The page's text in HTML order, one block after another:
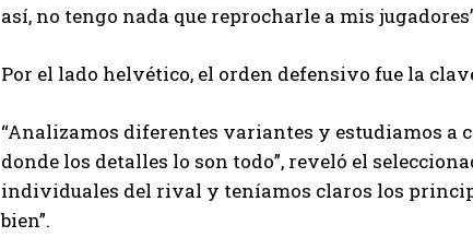
así, no tengo nada que reprocharle a mis
Por el lado helvético, el orden defensivo fue la
“Analizamos diferentes variantes y estudiamos a
donde los detalles lo son todo”, reveló el
individuales del rival y teníamos claros los
bien”.